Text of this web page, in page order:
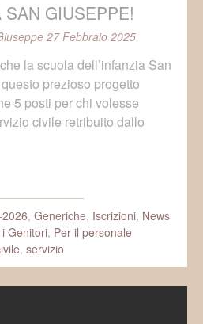
GIUSEPPE!
27 Febbraio 2025
la scuola dell’infanzia San
prezioso progetto
5 posti per chi volesse
civile retribuito dallo
, Generiche, Iscrizioni, News
i Genitori, Per il personale
, servizio